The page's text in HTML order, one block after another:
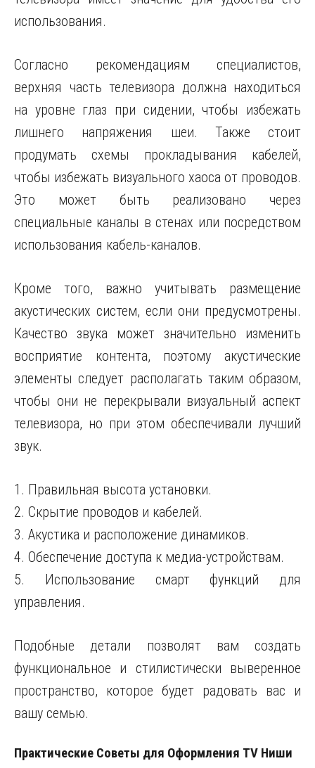
использования.
Согласно рекомендациям специалистов,
верхняя часть телевизора должна находиться
на уровне глаз при сидении, чтобы избежать
лишнего напряжения шеи. Также стоит
продумать схемы прокладывания кабелей,
чтобы избежать визуального хаоса от проводов.
Это может быть реализовано через
специальные каналы в стенах или посредством
использования кабель-каналов.
Кроме того, важно учитывать размещение
акустических систем, если они предусмотрены.
Качество звука может значительно изменить
восприятие контента, поэтому акустические
элементы следует располагать таким образом,
чтобы они не перекрывали визуальный аспект
телевизора, но при этом обеспечивали лучший
звук.
1. Правильная высота установки.
2. Скрытие проводов и кабелей.
3. Акустика и расположение динамиков.
4. Обеспечение доступа к медиа-устройствам.
5. Использование смарт функций для
управления.
Подобные детали позволят вам создать
функциональное и стилистически выверенное
пространство, которое будет радовать вас и
вашу семью.
Практические Советы для Оформления TV Ниши